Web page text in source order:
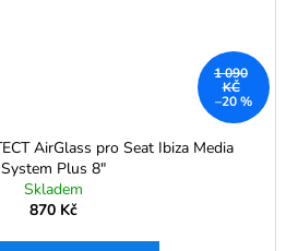
1 090
KČ
–20 %
AirGlass pro Seat Ibiza Media
System Plus 8"
Skladem
870 Kč